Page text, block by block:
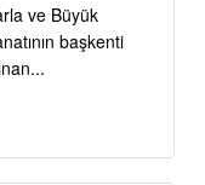
ve Büyük
başkenti